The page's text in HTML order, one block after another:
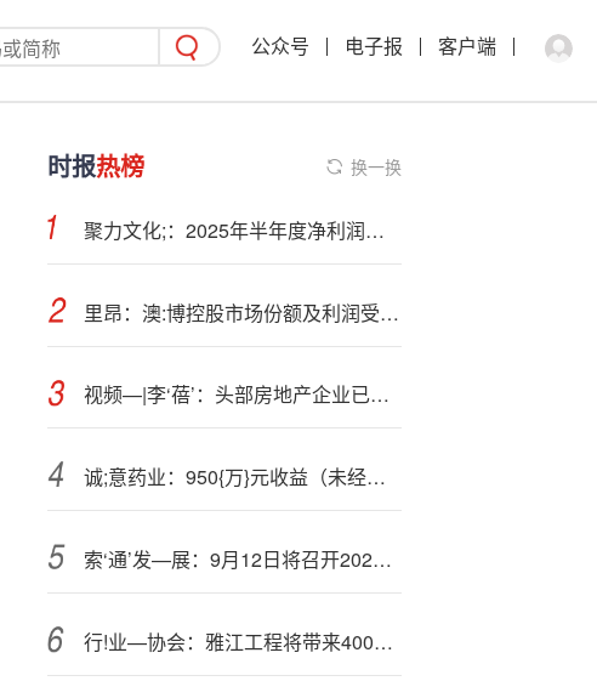
公众号 电子报 客户端
时报热榜 换一换
聚力文化;：2025年半年度净利润约2365万元
里昂：澳:博控股市场份额及利润受压 续予“持有”评级
视频—|李‘蓓’：头部房地产企业已经偷偷地开出了花朵
诚;意药业：950{万}元收益（未经审计）是本年度增加的收益
索‘通’发—展：9月12日将召开2025年半年度业绩说明会
行!业—协会：雅江工程将带来400万-600万吨钢铁超级订单